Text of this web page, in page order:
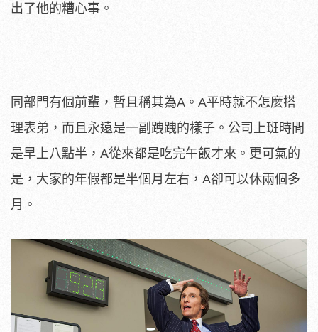
出了他的糟心事。
同部門有個前輩，暫且稱其為A。A平時就不怎麼搭
理表弟，而且永遠是一副跩跩的樣子。公司上班時間
是早上八點半，A從來都是吃完午飯才來。更可氣的
是，大家的年假都是半個月左右，A卻可以休兩個多
月。